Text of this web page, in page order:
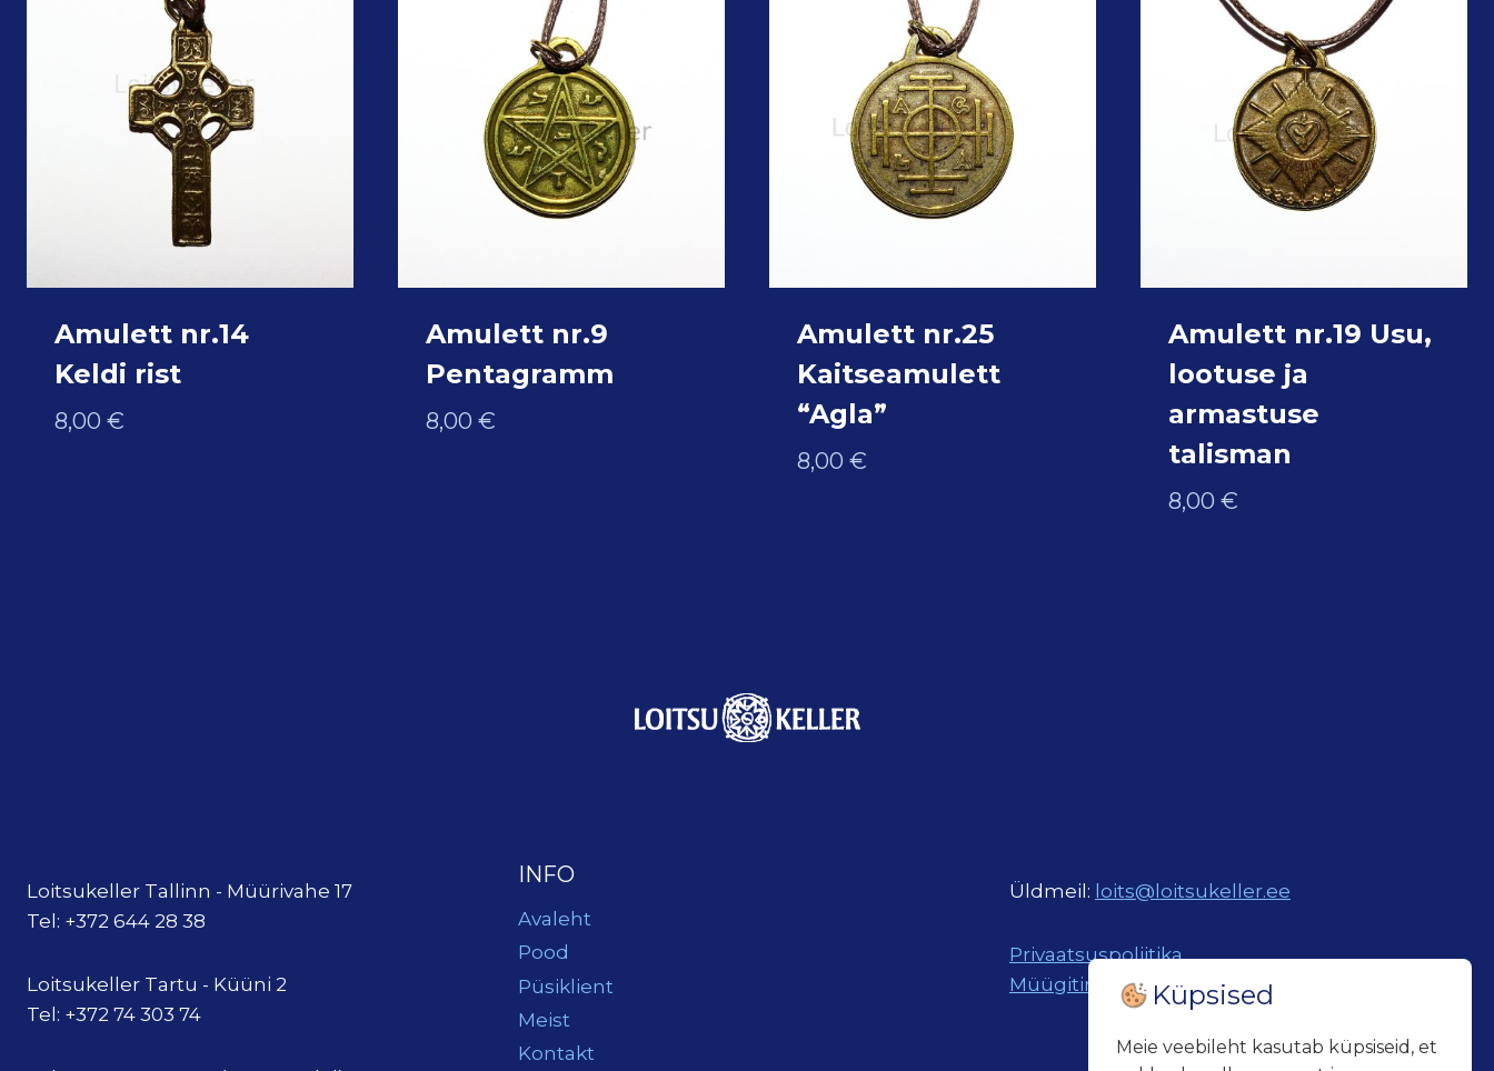
Amulett nr.14
Keldi rist
8,00 €
Amulett nr.9
Pentagramm
8,00 €
Amulett nr.25
Kaitseamulett
“Agla”
8,00 €
Amulett nr.19 Usu,
lootuse ja
armastuse
talisman
8,00 €
Loitsukeller Tallinn - Müürivahe 17
Tel: +372 644 28 38
Loitsukeller Tartu - Küüni 2
Tel: +372 74 303 74
INFO
Avaleht
Pood
Püsiklient
Meist
Kontakt
Üldmeil: loits@loitsukeller.ee
Privaatsuspoliitika
MüügitingimusedKüpsised
Meie veebileht kasutab küpsiseid, et